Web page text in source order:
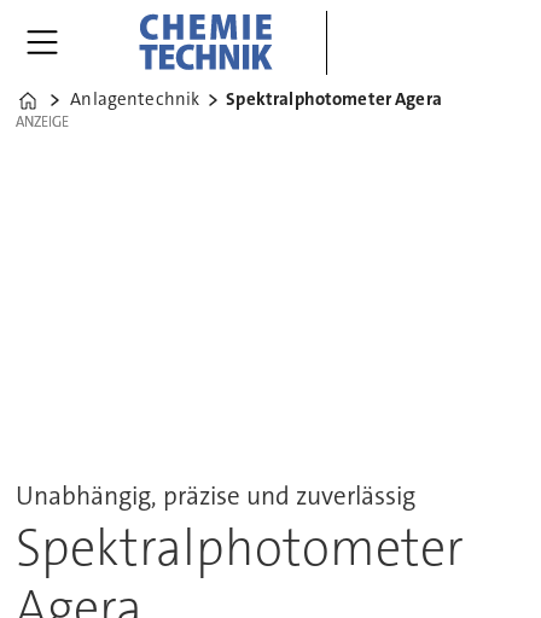
Home
Anlagentechnik Spektralphotometer Agera
ANZEIGE
ANZEIGE
Unabhängig, präzise und zuverlässig
Spektralphotometer